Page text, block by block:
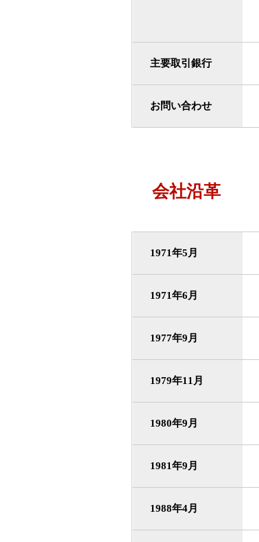
主要取引銀行
お問い合わせ
会社沿革
1971年5月
1971年6月
1977年9月
1979年11月
1980年9月
1981年9月
1988年4月